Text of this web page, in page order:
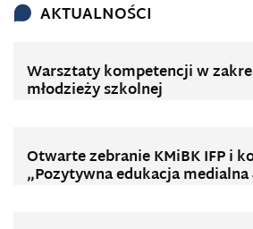
AKTUALNOŚCI
Warsztaty kompetencji w
młodzieży szkolnej
Otwarte zebranie KMiBK IFP i
„Pozytywna edukacja medialna